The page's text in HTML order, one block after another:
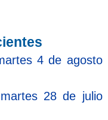
4 de agosto
28 de julio